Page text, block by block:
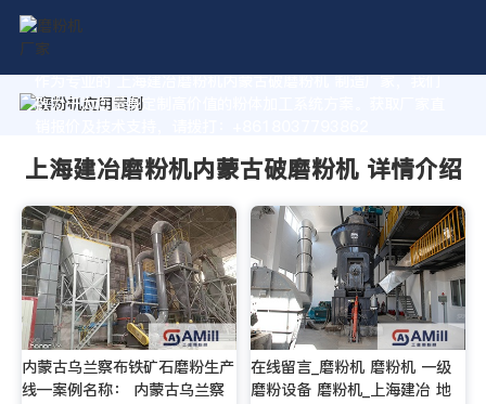
作为专业的 上海建冶磨粉机内蒙古破磨粉机 制造厂家，我们
致力于为您量身定制高价值的粉体加工系统方案。获取厂家直
上海建冶磨粉机内蒙古破磨粉机 详情介绍
内蒙古乌兰察布铁矿石磨粉生产
线—案例名称： 内蒙古乌兰察
在线留言_磨粉机 磨粉机 一级
磨粉设备 磨粉机_上海建冶 地